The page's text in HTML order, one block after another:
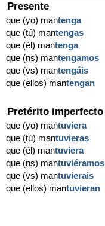
Presente
que (yo) mantenga
que (tú) mantengas
que (él) mantenga
que (ns) mantengamos
que (vs) mantengáis
que (ellos) mantengan
Pretérito imperfecto
que (yo) mantuviera
que (tú) mantuvieras
que (él) mantuviera
que (ns) mantuviéramos
que (vs) mantuvierais
que (ellos) mantuvieran